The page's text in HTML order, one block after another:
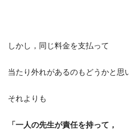
しかし，同じ料金を支払って
当たり外れがあるのもどうかと思
それよりも
「一人の先生が責任を持って，